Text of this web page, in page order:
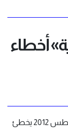
أخطاء
محمد نور الدين جريدة السفير-لبنان 18 آب/اغسطس 2012 يخطئ